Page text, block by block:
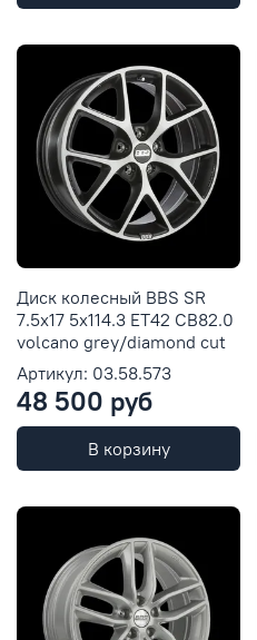
Диск колесный BBS SR
7.5x17 5x114.3 ET42 CB82.0
volcano grey/diamond cut
Артикул: 03.58.573
48 500 руб
В корзину